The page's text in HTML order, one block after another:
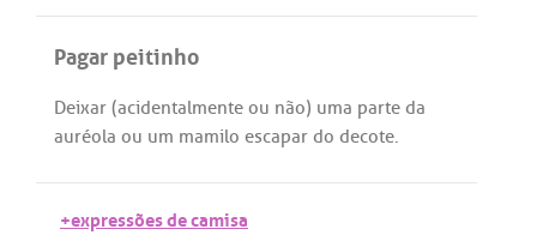
Pagar peitinho
Deixar (acidentalmente ou não) uma parte da
auréola ou um mamilo escapar do decote.
+expressões de camisa